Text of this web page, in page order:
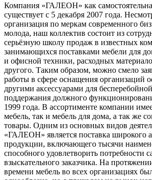
Компания «ГАЛЕОН» как
существует с 5 декабря 2007 года.
организация по меркам современного
молода, наш коллектив состоит из
серьёзную школу продаж в известных
занимающихся поставками мебели для
и офисной техники, расходных
другого. Таким образом, можно смело
работы в сфере оснащения организаций
другими аксессуарами для
поддержания должного
1999 года. В ассортименте компании
мебель, так и мебель для дома, а так же
товары. Одним из основных видов
«ГАЛЕОН» является поставка широкого
продукции, включающего тысячи
способного удовлетворить потребности
взыскательного заказчика. На
времени мебель во всех организациях